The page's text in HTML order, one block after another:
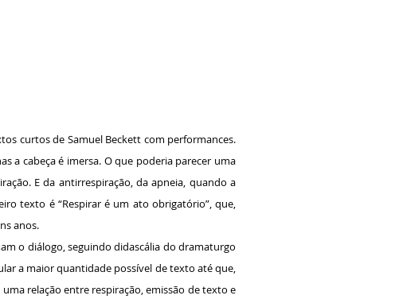
curtos de Samuel Beckett com performances.
a cabeça é imersa. O que poderia parecer uma
E da antirrespiração, da apneia, quando a
texto é “Respirar é um ato obrigatório”, que,
anos.
o diálogo, seguindo didascália do dramaturgo
a maior quantidade possível de texto até que,
relação entre respiração, emissão de texto e